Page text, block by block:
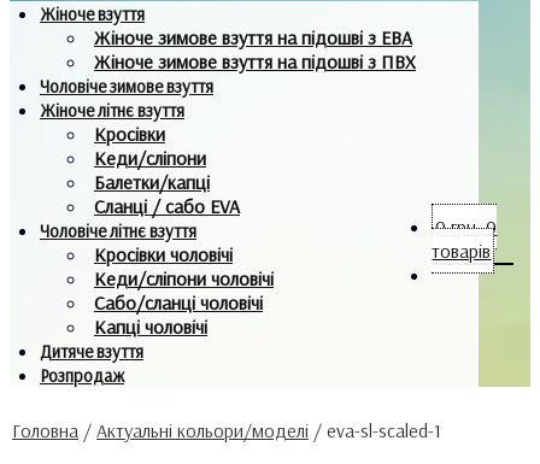
Жіноче взуття
Жіноче зимове взуття на підошві з ЕВА
Жіноче зимове взуття на підошві з ПВХ
Чоловіче зимове взуття
Жіноче літнє взуття
Кросівки
Кеди/сліпони
Балетки/капці
Сланці / сабо EVA
Чоловіче літнє взуття
Кросівки чоловічі
Кеди/сліпони чоловічі
Сабо/сланці чоловічі
Капці чоловічі
Дитяче взуття
Розпродаж
0грн. 0
товарів
Головна / Актуальні кольори/моделі / eva-sl-scaled-1